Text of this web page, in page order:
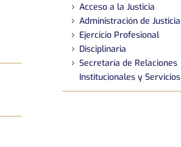
Acceso a la Justicia
Administración de Justicia
Ejercicio Profesional
Disciplinaria
Secretaría de Relaciones
Institucionales y Servicios